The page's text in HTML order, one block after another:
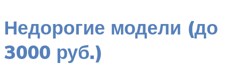
Недорогие модели (до
3000 руб.)